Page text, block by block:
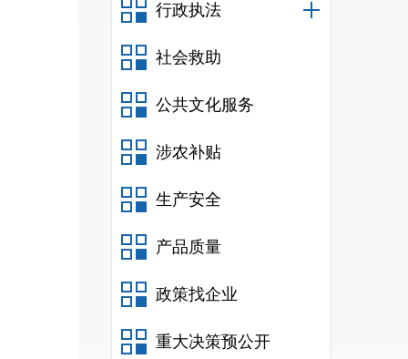
行政执法
社会救助
公共文化服务
涉农补贴
生产安全
产品质量
政策找企业
重大决策预公开